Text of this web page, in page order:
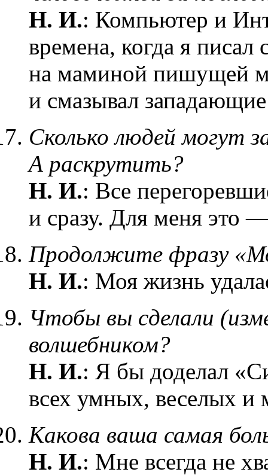
Н. И.: Компьютер и
времена, когда я писал
на маминой пишущей
и смазывал
Сколько людей могут
А раскрутить?
Н. И.: Все
и сразу. Для меня это
Продолжите фразу
Н. И.: Моя жизнь
Чтобы вы сделали
волшебником?
Н. И.: Я бы доделал
всех умных, веселых и
Какова ваша самая
Н. И.: Мне всегда не